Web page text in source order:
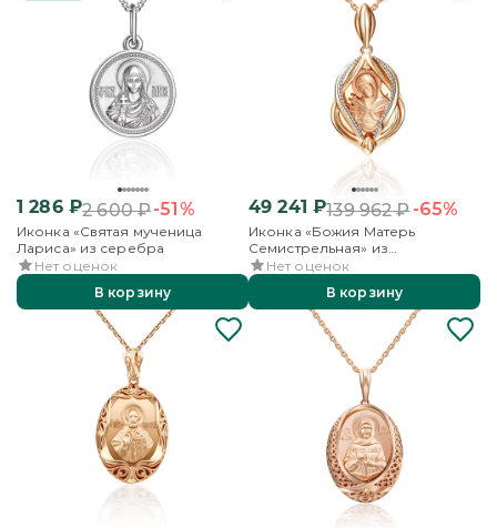
1 286₽2 600₽-51%
Иконка «Святая мученица
Лариса» из серебра
Нет оценок
В корзину
49 241 ₽139 962₽-65%
Иконка «Божия Матерь
Семистрельная» из
комбинированного золота
Нет оценок
В корзину